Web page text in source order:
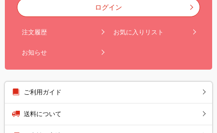
ログイン
注文履歴 お気に入りリスト
お知らせ
ご利用ガイド
送料について